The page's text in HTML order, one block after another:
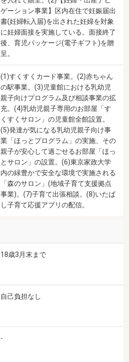
ゲーション事業】区内在住で妊娠届出
書(妊婦転入届)を出された妊婦を対象
に妊婦面接を実施している。面接終了
後、育児パッケージ(電子ギフト)を贈
呈。
(1)すくすくカード事業。(2)赤ちゃん
の駅事業。(3)児童館における乳幼児
親子向けプログラム及び相談事業の拡
充。(4)乳幼児親子専用のお部屋「す
くすくサロン」の児童館全館設置。
(5)発達が気になる乳幼児親子向け事
業「ほっとプログラム」の実施、その
親子が安心して過ごせるお部屋「ほっ
とサロン」の設置。(6)東京家政大学
内の緑豊かで安全な環境で実施される
「森のサロン」(地域子育て支援拠点
事業)。(7)子育て出張相談。(8)いたば
し子育て応援アプリの配信。
18歳3月末まで
自己負担なし
-